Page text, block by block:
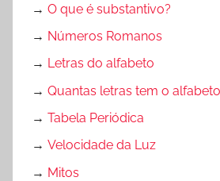
→ O que é substantivo?
→ Números Romanos
→ Letras do alfabeto
→ Quantas letras tem o
→ Tabela Periódica
→ Velocidade da Luz
→ Mitos